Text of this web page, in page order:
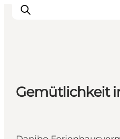
Inspiration
Regionen
Gemütlichkeit